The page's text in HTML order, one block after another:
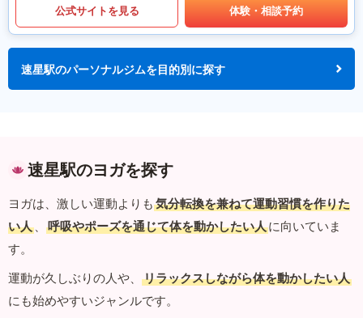
公式サイトを見る 体験・相談予約
速星駅のパーソナルジムを目的別に探す
速星駅のヨガを探す
ヨガは、激しい運動よりも 気分転換を兼ねて運動習慣を作りた
い人 、 呼吸やポーズを通じて体を動かしたい人に向いていま
す。
運動が久しぶりの人や、
リラックスしながら体を動かしたい人
にも始めやすいジャンルです。